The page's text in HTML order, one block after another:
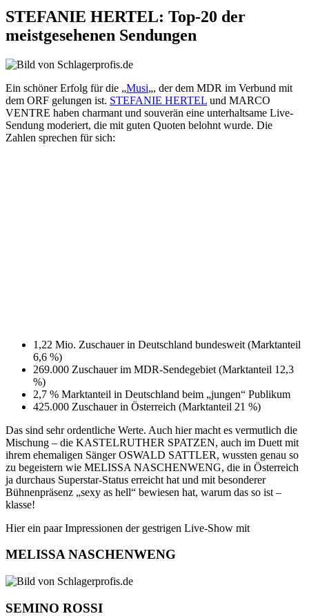
STEFANIE HERTEL: Top-20 der
meistgesehenen Sendungen
Ein schöner Erfolg für die „Musi„, der dem MDR im Verbund mit
dem ORF gelungen ist. STEFANIE HERTEL und MARCO
VENTRE haben charmant und souverän eine unterhaltsame Live-
Sendung moderiert, die mit guten Quoten belohnt wurde. Die
Zahlen sprechen für sich:
1,22 Mio. Zuschauer in Deutschland bundesweit (Marktanteil
6,6 %)
269.000 Zuschauer im MDR-Sendegebiet (Marktanteil 12,3
%)
2,7 % Marktanteil in Deutschland beim „jungen“ Publikum
425.000 Zuschauer in Österreich (Marktanteil 21 %)
Das sind sehr ordentliche Werte. Auch hier macht es vermutlich die
Mischung – die KASTELRUTHER SPATZEN, auch im Duett mit
ihrem ehemaligen Sänger OSWALD SATTLER, wussten genau so
zu begeistern wie MELISSA NASCHENWENG, die in Österreich
ja durchaus Superstar-Status erreicht hat und mit besonderer
Bühnenpräsenz „sexy as hell“ bewiesen hat, warum das so ist –
klasse!
Hier ein paar Impressionen der gestrigen Live-Show mit
MELISSA NASCHENWENG
SEMINO ROSSI